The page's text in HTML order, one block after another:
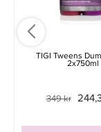
TIGI Tweens
2x750ml
349 kr